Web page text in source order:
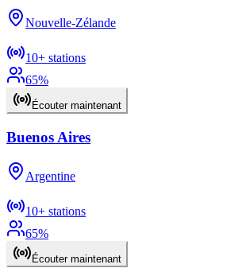
Nouvelle-Zélande
10+ stations
65%
Écouter maintenant
Buenos Aires
Argentine
10+ stations
65%
Écouter maintenant